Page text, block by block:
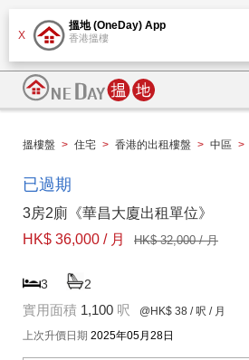
X
搵地 (OneDay) App
香港搵樓
搵樓盤 > 住宅 > 香港的出租樓盤 > 中區 >
已過期
3房2廁《華昌大廈出租單位》
HK$ 36,000 / 月
HK$ 32,000 / 月
3 2
實用面積 1,100 呎 @HK$ 38 / 呎 / 月
上次升價日期 2025年05月28日